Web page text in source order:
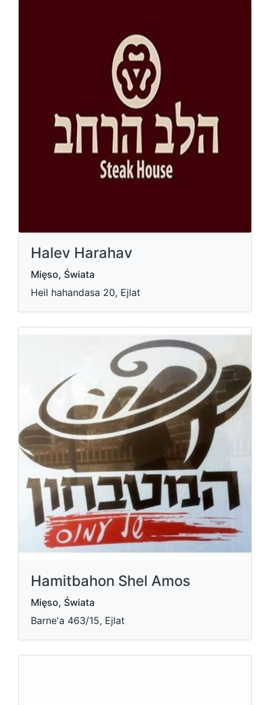
Halev Harahav
Mięso, Świata
Heil hahandasa 20, Ejlat
Hamitbahon Shel Amos
Mięso, Świata
Barne'a 463/15, Ejlat